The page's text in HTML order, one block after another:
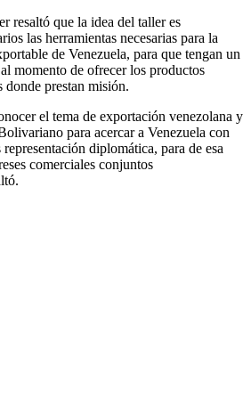
resaltó que la idea del taller es
las herramientas necesarias para la
de Venezuela, para que tengan un
momento de ofrecer los productos
donde prestan misión.
el tema de exportación venezolana y
para acercar a Venezuela con
diplomática, para de esa
comerciales conjuntos